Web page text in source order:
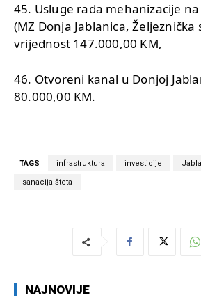
45. Usluge rada mehanizacije
(MZ Donja Jablanica, Željeznička
vrijednost 147.000,00 KM,
46. Otvoreni kanal u Donjoj
80.000,00 KM.
TAGS infrastruktura investicije
sanacija šteta
NAJNOVIJE